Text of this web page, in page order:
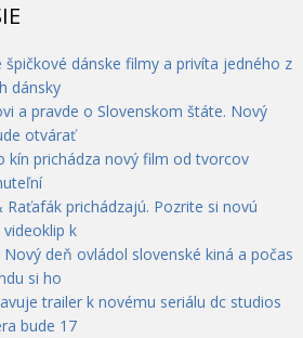
špičkové dánske filmy a privíta jedného z
dánsky
a pravde o Slovenskom štáte. Nový
otvárať
kín prichádza nový film od tvorcov
Raťafák prichádzajú. Pozrite si novú
k
Nový deň ovládol slovenské kiná a počas
si ho
trailer k novému seriálu dc studios
bude 17